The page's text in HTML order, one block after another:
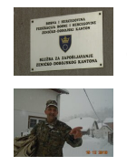
Izvor BHRT
Radio Olovo /A.M